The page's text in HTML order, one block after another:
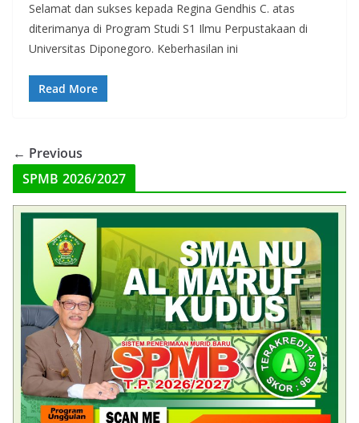
Selamat dan sukses kepada Regina Gendhis C. atas
diterimanya di Program Studi S1 Ilmu Perpustakaan di
Universitas Diponegoro. Keberhasilan ini
Read More
← Previous
SPMB 2026/2027